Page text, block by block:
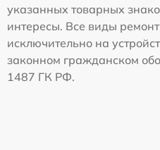
указанных товарных
интересы. Все виды
исключительно на
законном гражданском
1487 ГК РФ.